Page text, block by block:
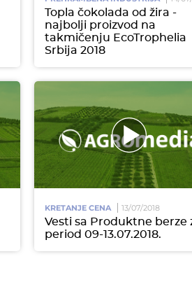
Topla čokolada od žira -
najbolji proizvod na
takmičenju EcoTrophelia
Srbija 2018
KRETANJE CENA 13/07/2018
Vesti sa Produktne berze
period 09-13.07.2018.